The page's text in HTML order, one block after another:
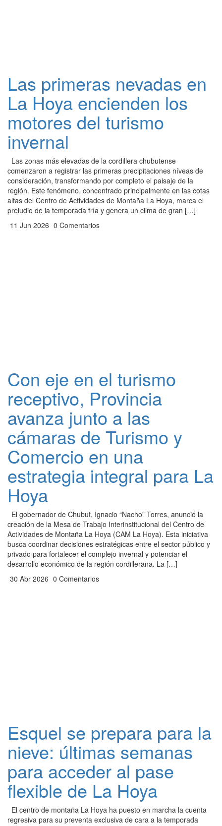
Las primeras nevadas en
La Hoya encienden los
motores del turismo
invernal
Las zonas más elevadas de la cordillera chubutense
comenzaron a registrar las primeras precipitaciones níveas de
consideración, transformando por completo el paisaje de la
región. Este fenómeno, concentrado principalmente en las cotas
altas del Centro de Actividades de Montaña La Hoya, marca el
preludio de la temporada fría y genera un clima de gran […]
11 Jun 2026 0 Comentarios
Con eje en el turismo
receptivo, Provincia
avanza junto a las
cámaras de Turismo y
Comercio en una
estrategia integral para La
Hoya
El gobernador de Chubut, Ignacio “Nacho” Torres, anunció la
creación de la Mesa de Trabajo Interinstitucional del Centro de
Actividades de Montaña La Hoya (CAM La Hoya). Esta iniciativa
busca coordinar decisiones estratégicas entre el sector público y
privado para fortalecer el complejo invernal y potenciar el
desarrollo económico de la región cordillerana. La […]
30 Abr 2026 0 Comentarios
Esquel se prepara para la
nieve: últimas semanas
para acceder al pase
flexible de La Hoya
El centro de montaña La Hoya ha puesto en marcha la cuenta
regresiva para su preventa exclusiva de cara a la temporada